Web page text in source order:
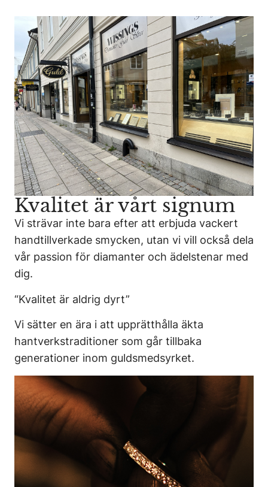
Kvalitet är vårt signum
Vi strävar inte bara efter att erbjuda vackert
handtillverkade smycken, utan vi vill också dela
vår passion för diamanter och ädelstenar med
dig.
“Kvalitet är aldrig dyrt”
Vi sätter en ära i att upprätthålla äkta
hantverkstraditioner som går tillbaka
generationer inom guldsmedsyrket.